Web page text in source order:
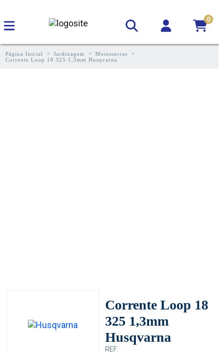
0
Página Inicial Jardinagem
Motosserras
Corrente Loop 18 325 1,3mm Husqvarna
Corrente Loop 18
325 1,3mm
Husqvarna
REF: